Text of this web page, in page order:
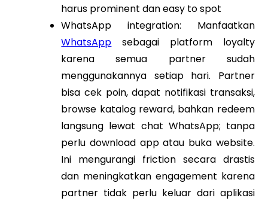
harus prominent dan easy to spot
WhatsApp integration: Manfaatkan
WhatsApp sebagai platform loyalty
karena semua partner sudah
menggunakannya setiap hari. Partner
bisa cek poin, dapat notifikasi transaksi,
browse katalog reward, bahkan redeem
langsung lewat chat WhatsApp; tanpa
perlu download app atau buka website.
Ini mengurangi friction secara drastis
dan meningkatkan engagement karena
partner tidak perlu keluar dari aplikasi